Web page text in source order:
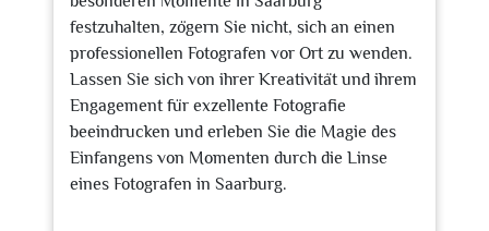
festzuhalten, zögern Sie nicht, sich an einen
professionellen Fotografen vor Ort zu wenden.
Lassen Sie sich von ihrer Kreativität und ihrem
Engagement für exzellente Fotografie
beeindrucken und erleben Sie die Magie des
Einfangens von Momenten durch die Linse
eines Fotografen in Saarburg.